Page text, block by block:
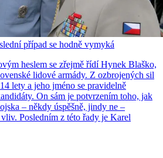
případ se hodně vymyká
heslem se zřejmě řídí Hynek Blaško,
lidové armády. Z ozbrojených sil
lety a jeho jméno se pravidelně
On sám je potvrzením toho, jak
– někdy úspěšně, jindy ne –
Posledním z této řady je Karel